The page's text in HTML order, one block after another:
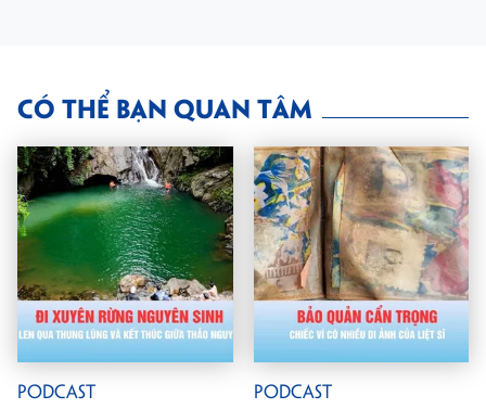
CÓ THỂ BẠN QUAN TÂM
Podcast Podcast